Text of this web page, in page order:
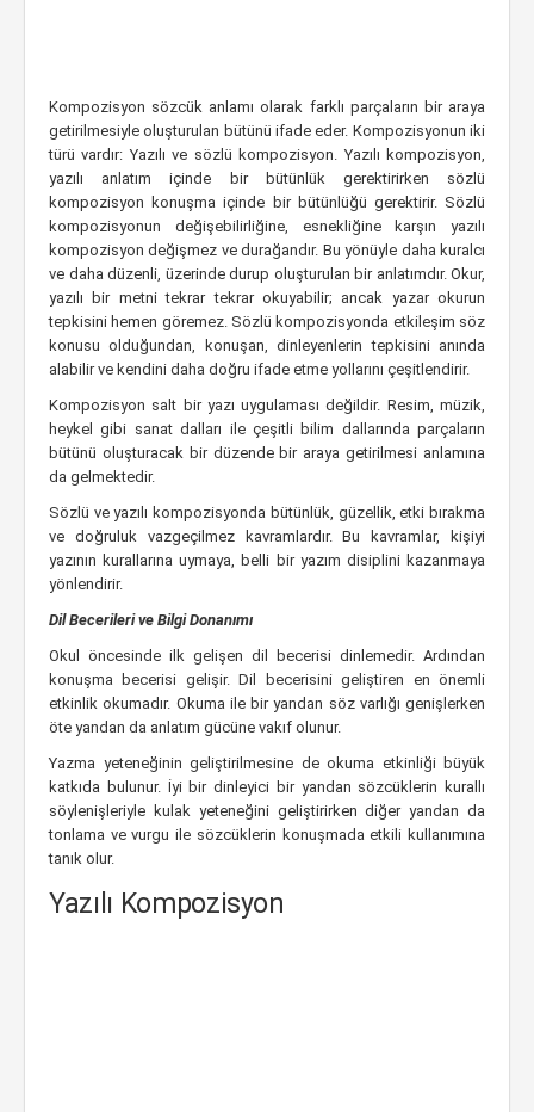
Kompozisyon sözcük anlamı olarak farklı parçaların bir araya
getirilmesiyle oluşturulan bütünü ifade eder. Kompozisyonun iki
türü vardır: Yazılı ve sözlü kompozisyon. Yazılı kompozisyon,
yazılı anlatım içinde bir bütünlük gerektirirken sözlü
kompozisyon konuşma içinde bir bütünlüğü gerektirir. Sözlü
kompozisyonun değişebilirliğine, esnekliğine karşın yazılı
kompozisyon değişmez ve durağandır. Bu yönüyle daha kuralcı
ve daha düzenli, üzerinde durup oluşturulan bir anlatımdır. Okur,
yazılı bir metni tekrar tekrar okuyabilir; ancak yazar okurun
tepkisini hemen göremez. Sözlü kompozisyonda etkileşim söz
konusu olduğundan, konuşan, dinleyenlerin tepkisini anında
alabilir ve kendini daha doğru ifade etme yollarını çeşitlendirir.
Kompozisyon salt bir yazı uygulaması değildir. Resim, müzik,
heykel gibi sanat dalları ile çeşitli bilim dallarında parçaların
bütünü oluşturacak bir düzende bir araya getirilmesi anlamına
da gelmektedir.
Sözlü ve yazılı kompozisyonda bütünlük, güzellik, etki bırakma
ve doğruluk vazgeçilmez kavramlardır. Bu kavramlar, kişiyi
yazının kurallarına uymaya, belli bir yazım disiplini kazanmaya
yönlendirir.
Dil Becerileri ve Bilgi Donanımı
Okul öncesinde ilk gelişen dil becerisi dinlemedir. Ardından
konuşma becerisi gelişir. Dil becerisini geliştiren en önemli
etkinlik okumadır. Okuma ile bir yandan söz varlığı genişlerken
öte yandan da anlatım gücüne vakıf olunur.
Yazma yeteneğinin geliştirilmesine de okuma etkinliği büyük
katkıda bulunur. İyi bir dinleyici bir yandan sözcüklerin kurallı
söylenişleriyle kulak yeteneğini geliştirirken diğer yandan da
tonlama ve vurgu ile sözcüklerin konuşmada etkili kullanımına
tanık olur.
Yazılı Kompozisyon